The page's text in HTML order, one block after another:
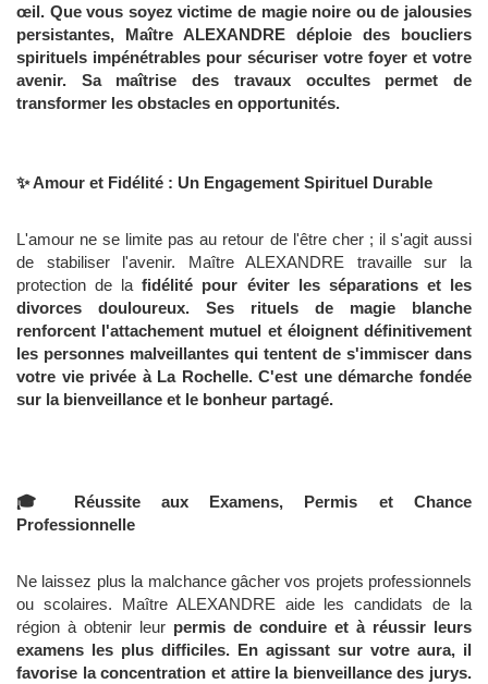
œil. Que vous soyez victime de magie noire ou de jalousies
persistantes, Maître ALEXANDRE déploie des boucliers
spirituels impénétrables pour sécuriser votre foyer et votre
avenir. Sa maîtrise des travaux occultes permet de
transformer les obstacles en opportunités.
✨ Amour et Fidélité : Un Engagement Spirituel Durable
L'amour ne se limite pas au retour de l'être cher ; il s'agit aussi
de stabiliser l'avenir. Maître ALEXANDRE travaille sur la
protection de lafidélité pour éviter les séparations et les
divorces douloureux. Ses rituels de magie blanche
renforcent l'attachement mutuel et éloignent définitivement
les personnes malveillantes qui tentent de s'immiscer dans
votre vie privée à La Rochelle. C'est une démarche fondée
sur la bienveillance et le bonheur partagé.
🎓 Réussite aux Examens, Permis et Chance
Professionnelle
Ne laissez plus la malchance gâcher vos projets professionnels
ou scolaires. Maître ALEXANDRE aide les candidats de la
région à obtenir leur permis de conduire et à réussir leurs
examens les plus difficiles. En agissant sur votre aura, il
favorise la concentration et attire la bienveillance des jurys.